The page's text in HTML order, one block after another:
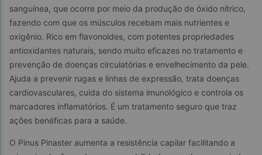
sanguínea, que ocorre por meio da produção de óxido nítrico,
fazendo com que os músculos recebam mais nutrientes e
oxigênio. Rico em flavonoides, com potentes propriedades
antioxidantes naturais, sendo muito eficazes no tratamento e
prevenção de doenças circulatórias e envelhecimento da pele.
Ajuda a prevenir rugas e linhas de expressão, trata doenças
cardiovasculares, cuida do sistema imunológico e controla os
marcadores inflamatórios. É um tratamento seguro que traz
ações benéficas para a saúde.
O Pinus Pinaster aumenta a resistência capilar facilitando a